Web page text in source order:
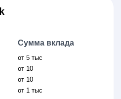
Сумма вклада
от 5 тыс
от 10
от 10
от 1 тыс